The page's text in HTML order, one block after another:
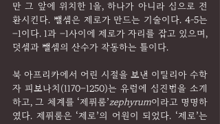
만 그 앞에 위치한 1을, 하나가 아니라 십으로 전
환시킨다. 뺄셈은 제로가 만드는 기술이다. 4-5는
–1이다. 1과 –1사이에 제로가 자리를 잡고 있으며,
덧셈과 뺄셈의 산수가 작동하는 틀이다.
북 아프리카에서 어린 시절을 보낸 이탈리아 수학
자 피보나치(1170–1250)는 유럽에 십진법을 소개
하고, 그 체계를 ‘제퓌룸’zephyrum이라고 명명하
였다. 제퓌룸은 ‘제로’의 어원이 되었다. ‘제로’는